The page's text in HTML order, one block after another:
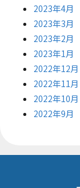
2023年4月
2023年3月
2023年2月
2023年1月
2022年12月
2022年11月
2022年10月
2022年9月